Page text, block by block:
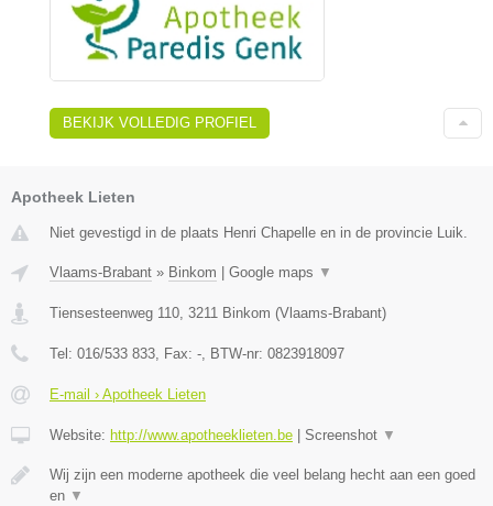
BEKIJK VOLLEDIG PROFIEL
Apotheek Lieten
Niet gevestigd in de plaats Henri Chapelle en in de provincie Luik.
Vlaams-Brabant » Binkom Google maps ▼
Tiensesteenweg 110 3211 Binkom (Vlaams-Brabant)
Tel: 016/533 833 , Fax: - , BTW-nr: 0823918097
E-mail › Apotheek Lieten
Website: http://www.apotheeklieten.be Screenshot ▼
Wij zijn een moderne apotheek die veel belang hecht aan een goed
en ▼